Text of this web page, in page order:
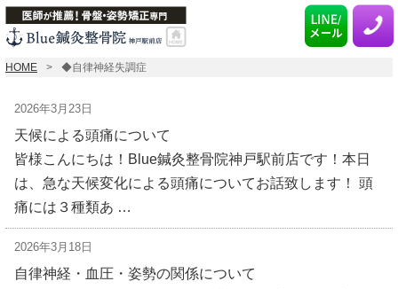
HOME ◆自律神経失調症
2026年3月23日
天候による頭痛について
皆様こんにちは！Blue鍼灸整骨院神戸駅前店です！本日
は、急な天候変化による頭痛についてお話致します！ 頭
痛には３種類あ …
2026年3月18日
自律神経・血圧・姿勢の関係について